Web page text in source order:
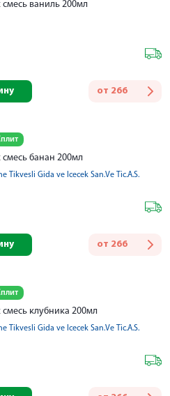
ваниль 200мл
от 266
банан 200мл
Tikvesli Gida ve lcecek San.Ve Tic.A.S.
от 266
клубника 200мл
Tikvesli Gida ve lcecek San.Ve Tic.A.S.